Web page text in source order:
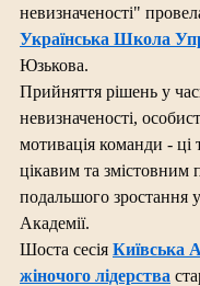
невизначеності"
Українська Школа
Юзькова.
Прийняття рішень у
невизначеності,
мотивація команди - ці
цікавим та змістовним
подальшого зростання
Академії.
Шоста сесія Київська
жіночого лідерства